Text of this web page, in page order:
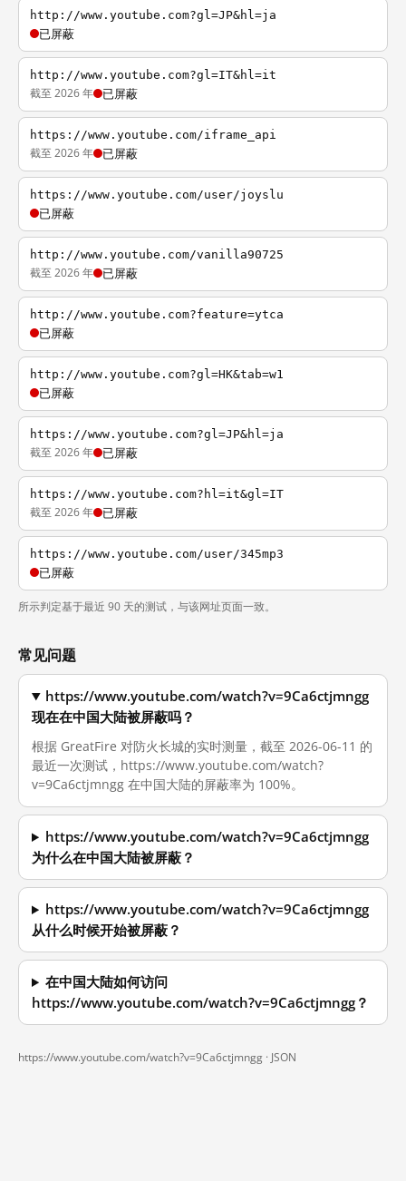
http://www.youtube.com?gl=JP&hl=ja
已屏蔽
http://www.youtube.com?gl=IT&hl=it
截至 2026 年 已屏蔽
https://www.youtube.com/iframe_api
截至 2026 年 已屏蔽
https://www.youtube.com/user/joyslu
已屏蔽
http://www.youtube.com/vanilla90725
截至 2026 年 已屏蔽
http://www.youtube.com?feature=ytca
已屏蔽
http://www.youtube.com?gl=HK&tab=w1
已屏蔽
https://www.youtube.com?gl=JP&hl=ja
截至 2026 年 已屏蔽
https://www.youtube.com?hl=it&gl=IT
截至 2026 年 已屏蔽
https://www.youtube.com/user/345mp3
已屏蔽
所示判定基于最近 90 天的测试，与该网址页面一致。
常见问题
https://www.youtube.com/watch?v=9Ca6ctjmngg
现在在中国大陆被屏蔽吗？
根据 GreatFire 对防火长城的实时测量，截至 2026-06-11 的
最近一次测试，https://www.youtube.com/watch?
v=9Ca6ctjmngg 在中国大陆的屏蔽率为 100%。
https://www.youtube.com/watch?v=9Ca6ctjmngg
为什么在中国大陆被屏蔽？
https://www.youtube.com/watch?v=9Ca6ctjmngg
从什么时候开始被屏蔽？
在中国大陆如何访问
https://www.youtube.com/watch?v=9Ca6ctjmngg？
https://www.youtube.com/watch?v=9Ca6ctjmngg · JSON